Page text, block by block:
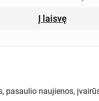
Į laisvę
pasaulio naujienos,